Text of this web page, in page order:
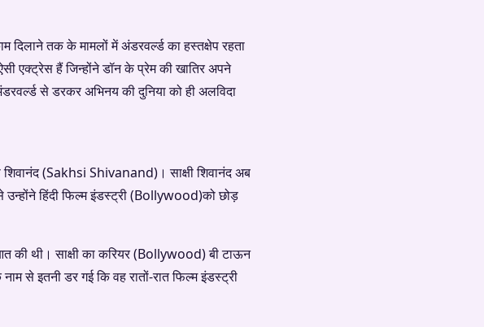
दिलाने तक के मामलों में अंडरवर्ल्ड का हस्तक्षेप रहता
एक्ट्रेस हैं जिन्होंने डॉन के प्रेम की खातिर अपने
से डरकर अभिनय की दुनिया को ही अलविदा
(Sakhsi Shivanand)। साक्षी शिवानंद अब
हिंदी फिल्म इंडस्ट्री (Bollywood)को छोड़
थी। साक्षी का करियर (Bollywood) बी टाऊन
से इतनी डर गई कि वह रातों-रात फिल्म इंडस्ट्री